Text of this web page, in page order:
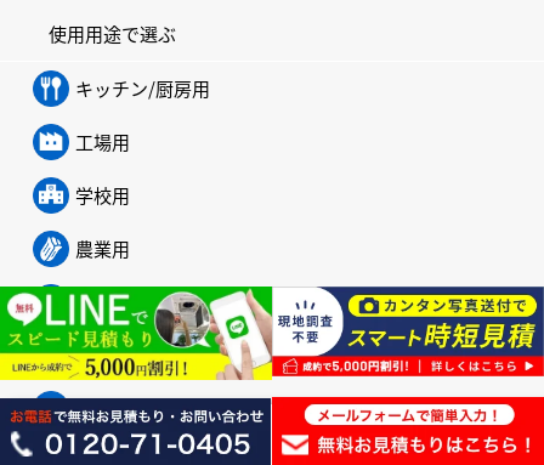
使用用途で選ぶ
キッチン/厨房用
工場用
学校用
農業用
中温用/低温用
寒冷地用
ビル用